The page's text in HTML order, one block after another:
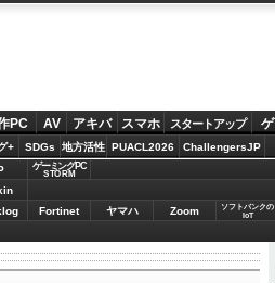
PC AV アキバ スマホ スタートアップ
+ SDGs 地方活性 PUACL2026 ChallengersJP
ゲーミングPC
STORM
Fortinet ヤマハ Zoom
ソフトバンクの
IoT